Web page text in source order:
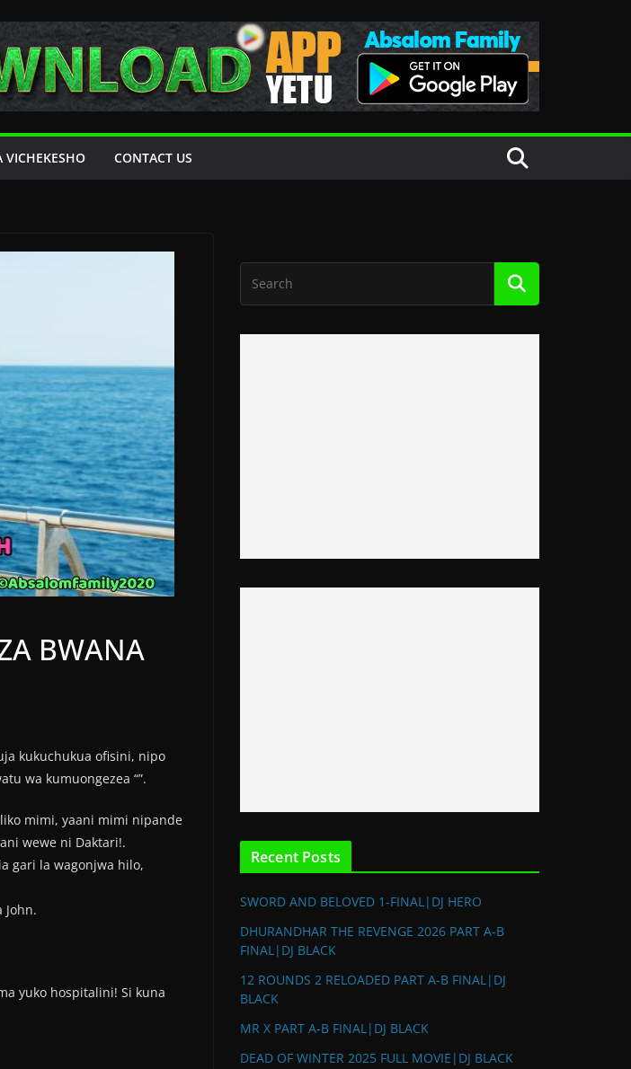
VICHEKESHO CONTACT US
BWANA
kukuchukua ofisini, nipo
wa kumuongezea “”.
mimi, yaani mimi nipande
wewe ni Daktari!.
gari la wagonjwa hilo,
yuko hospitalini! Si kuna
Recent Posts
SWORD AND BELOVED 1-FINAL|DJ HERO
DHURANDHAR THE REVENGE 2026 PART A-B
FINAL|DJ BLACK
12 ROUNDS 2 RELOADED PART A-B FINAL|DJ
BLACK
MR X PART A-B FINAL|DJ BLACK
DEAD OF WINTER 2025 FULL MOVIE|DJ BLACK